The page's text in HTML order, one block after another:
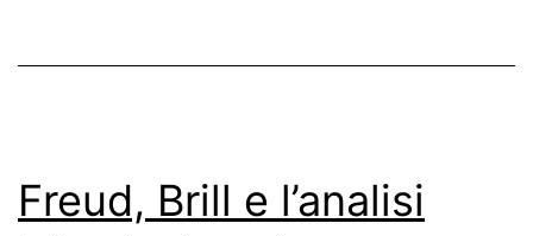
Freud, Brill e l’analisi